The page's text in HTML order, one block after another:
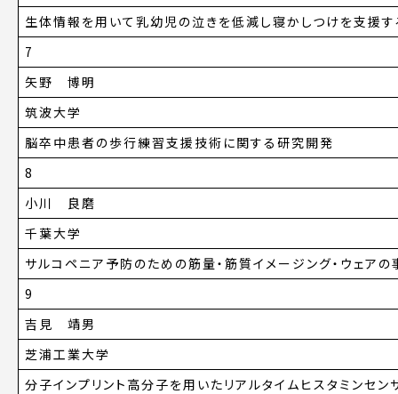
生体情報を用いて乳幼児の泣きを低減し寝かしつけを支援
7
矢野 博明
筑波大学
脳卒中患者の歩行練習支援技術に関する研究開発
8
小川 良磨
千葉大学
サルコペニア予防のための筋量・筋質イメージング・ウェア
9
吉見 靖男
芝浦工業大学
分子インプリント高分子を用いたリアルタイムヒスタミンセン